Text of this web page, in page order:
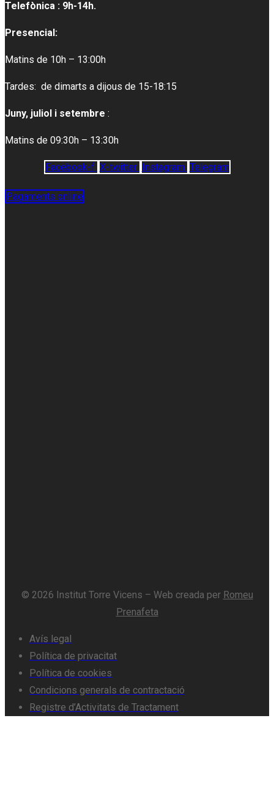
Telefònica : 9h-14h.
Presencial:
Matins de 10h – 13:00h
Tardes: de dimarts a dijous de 15-18:15
Juny, juliol i setembre :
Matins de 09:30h – 13:30h
Facebook-f X-twitter Instagram Telegram
Pagaments online
© 2026 Institut Torre Vicens – Web creada per Romeu
Prenafeta
Avís legal
Política de privacitat
Política de cookies
Condicions generals de contractació
Registre d’Activitats de Tractament